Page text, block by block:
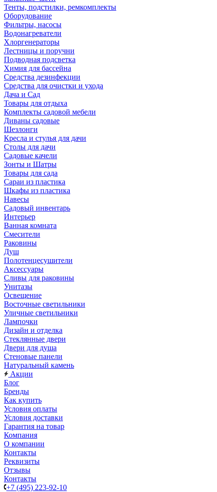
Тенты, подстилки, ремкомплекты
Оборудование
Фильтры, насосы
Водонагреватели
Хлоргенераторы
Лестницы и поручни
Подводная подсветка
Химия для бассейна
Средства дезинфекции
Средства для очистки и ухода
Дача и Сад
Товары для отдыха
Комплекты садовой мебели
Диваны садовые
Шезлонги
Кресла и стулья для дачи
Столы для дачи
Садовые качели
Зонты и Шатры
Товары для сада
Сараи из пластика
Шкафы из пластика
Навесы
Садовый инвентарь
Интерьер
Ванная комната
Смесители
Раковины
Душ
Полотенцесушители
Аксессуары
Сливы для раковины
Унитазы
Освещение
Восточные светильники
Уличные светильники
Лампочки
Дизайн и отделка
Стеклянные двери
Двери для душа
Стеновые панели
Натуральный камень
Акции
Блог
Бренды
Как купить
Условия оплаты
Условия доставки
Гарантия на товар
Компания
О компании
Контакты
Реквизиты
Отзывы
Контакты
+7 (495) 223-92-10